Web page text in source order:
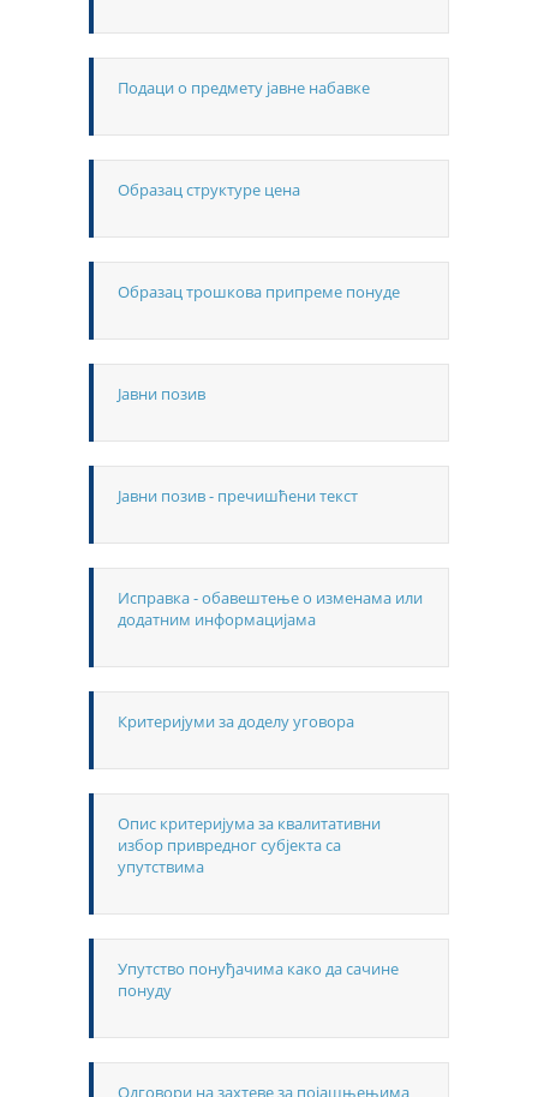
Подаци о предмету јавне набавке
Образац структуре цена
Образац трошкова припреме понуде
Јавни позив
Јавни позив - пречишћени текст
Исправка - обавештење о изменама или
додатним информацијама
Критеријуми за доделу уговора
Опис критеријума за квалитативни
избор привредног субјекта са
упутствима
Упутство понуђачима како да сачине
понуду
Одговори на захтеве за појашњењима